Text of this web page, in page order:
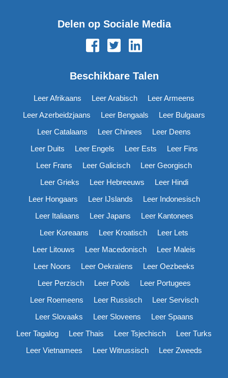
Delen op Sociale Media
Beschikbare Talen
Leer Afrikaans Leer Arabisch
Leer Armeens
Leer Azerbeidzjaans
Leer Bengaals
Leer Bulgaars
Leer Catalaans
Leer Chinees
Leer Deens
Leer Duits
Leer Engels Leer Ests
Leer Fins
Leer Frans
Leer Galicisch
Leer Georgisch
Leer Grieks
Leer Hebreeuws
Leer Hindi
Leer Hongaars
Leer IJslands
Leer Indonesisch
Leer Italiaans
Leer Japans
Leer Kantonees
Leer Koreaans
Leer Kroatisch
Leer Lets
Leer Litouws
Leer Macedonisch
Leer Maleis
Leer Noors
Leer Oekraïens
Leer Oezbeeks
Leer Perzisch
Leer Pools
Leer Portugees
Leer Roemeens
Leer Russisch
Leer Servisch
Leer Slovaaks
Leer Sloveens
Leer Spaans
Leer Tagalog
Leer Thais Leer Tsjechisch
Leer Turks
Leer Vietnamees
Leer Witrussisch Leer Zweeds